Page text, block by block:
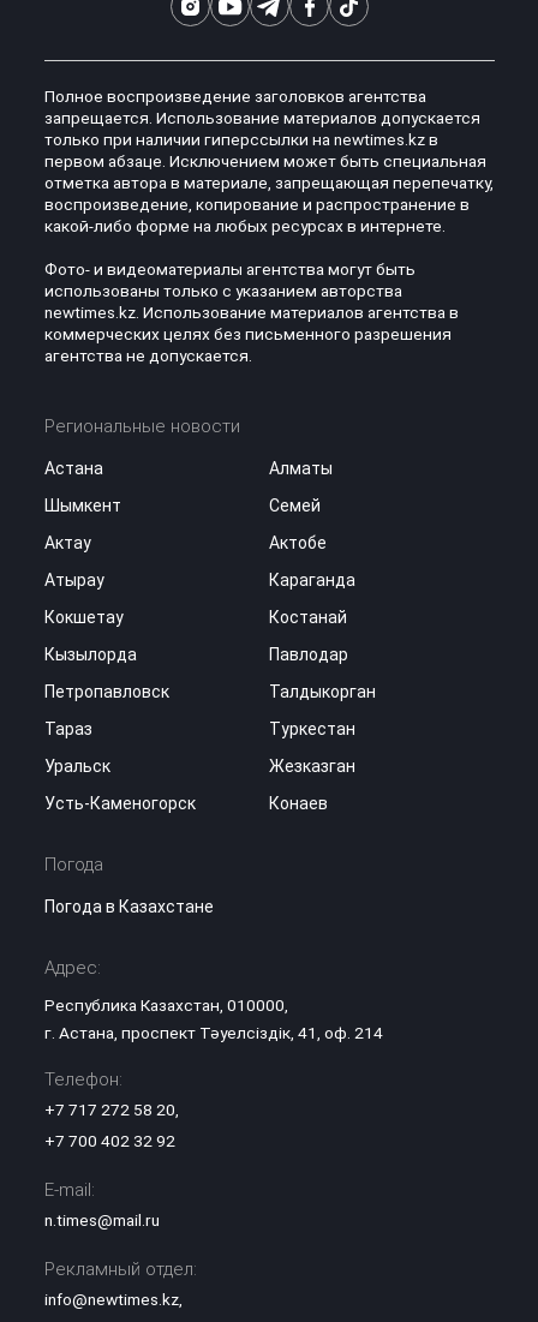
Полное воспроизведение заголовков агентства
запрещается. Использование материалов допускается
только при наличии гиперссылки на newtimes.kz в
первом абзаце. Исключением может быть специальная
отметка автора в материале, запрещающая перепечатку,
воспроизведение, копирование и распространение в
какой-либо форме на любых ресурсах в интернете.
Фото- и видеоматериалы агентства могут быть
использованы только с указанием авторства
newtimes.kz. Использование материалов агентства в
коммерческих целях без письменного разрешения
агентства не допускается.
Региональные новости
Астана
Алматы
Шымкент
Семей
Актау
Актобе
Атырау
Караганда
Кокшетау
Костанай
Кызылорда
Павлодар
Петропавловск
Талдыкорган
Тараз
Туркестан
Уральск
Жезказган
Усть-Каменогорск
Конаев
Погода
Погода в Казахстане
Адрес:
Республика Казахстан, 010000,
г. Астана, проспект Тәуелсіздік, 41, оф. 214
Телефон:
+7 717 272 58 20,
+7 700 402 32 92
E-mail:
n.times@mail.ru
Рекламный отдел:
info@newtimes.kz,